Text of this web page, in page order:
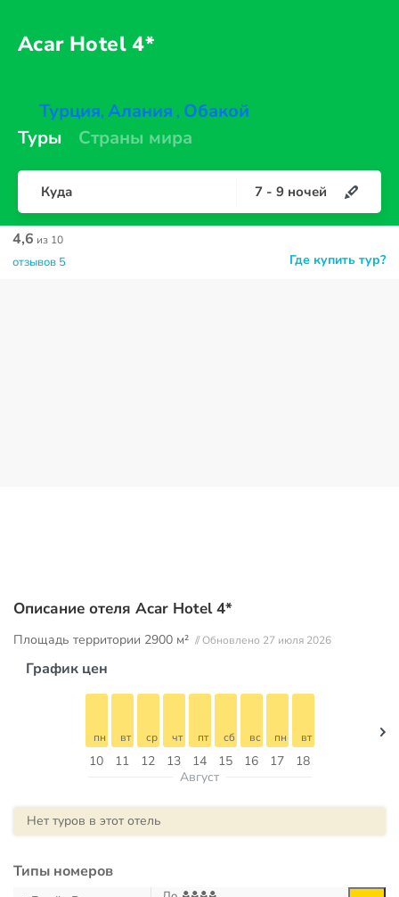
Acar Hotel 4*
Турция, Алания , Обакой
Туры
Страны мира
Куда 7 - 9 ночей
Где купить тур?
4,6 из 10
отзывов 5
Описание отеля Acar Hotel 4*
Площадь территории 2900 м² // Обновлено 27 июля 2026
График цен
10
пн
11
вт
12
ср
13
чт
14
пт
15
сб
16
вс
17
пн
18
вт
Август
Нет туров в этот отель
Типы номеров